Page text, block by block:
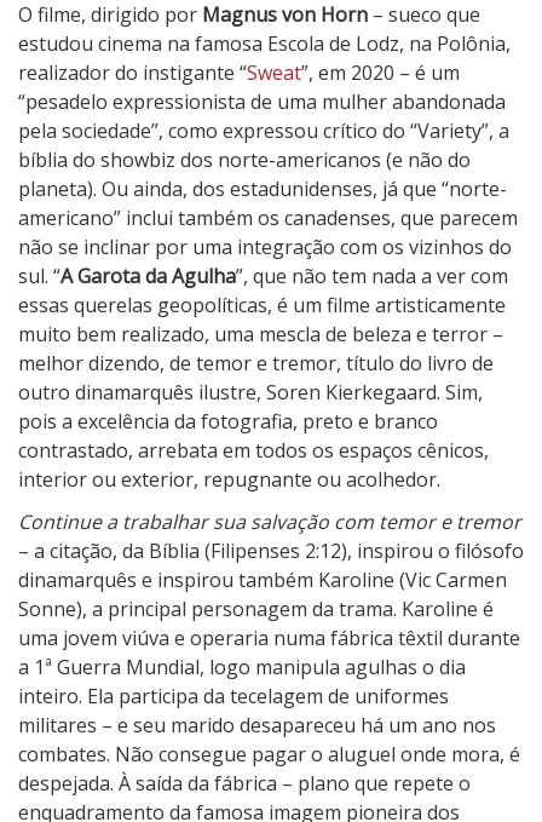
O filme, dirigido por Magnus von Horn – sueco que
estudou cinema na famosa Escola de Lodz, na Polônia,
realizador do instigante “Sweat”, em 2020 – é um
“pesadelo expressionista de uma mulher abandonada
pela sociedade”, como expressou crítico do “Variety”, a
bíblia do showbiz dos norte-americanos (e não do
planeta). Ou ainda, dos estadunidenses, já que “norte-
americano” inclui também os canadenses, que parecem
não se inclinar por uma integração com os vizinhos do
sul. “A Garota da Agulha”, que não tem nada a ver com
essas querelas geopolíticas, é um filme artisticamente
muito bem realizado, uma mescla de beleza e terror –
melhor dizendo, de temor e tremor, título do livro de
outro dinamarquês ilustre, Soren Kierkegaard. Sim,
pois a excelência da fotografia, preto e branco
contrastado, arrebata em todos os espaços cênicos,
interior ou exterior, repugnante ou acolhedor.
Continue a trabalhar sua salvação com temor e tremor
– a citação, da Bíblia (Filipenses 2:12), inspirou o filósofo
dinamarquês e inspirou também Karoline (Vic Carmen
Sonne), a principal personagem da trama. Karoline é
uma jovem viúva e operaria numa fábrica têxtil durante
a 1ª Guerra Mundial, logo manipula agulhas o dia
inteiro. Ela participa da tecelagem de uniformes
militares – e seu marido desapareceu há um ano nos
combates. Não consegue pagar o aluguel onde mora, é
despejada. À saída da fábrica – plano que repete o
enquadramento da famosa imagem pioneira dos